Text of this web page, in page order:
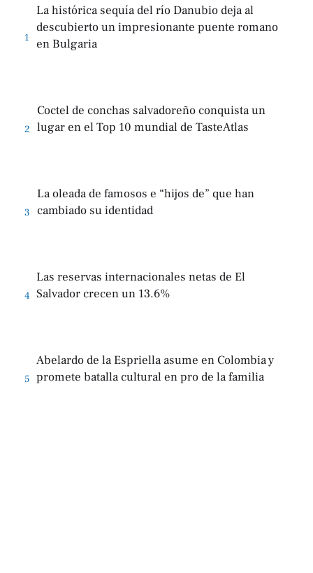
1
La histórica sequía del río Danubio deja al
descubierto un impresionante puente romano
en Bulgaria
2
Coctel de conchas salvadoreño conquista un
lugar en el Top 10 mundial de TasteAtlas
3
La oleada de famosos e “hijos de” que han
cambiado su identidad
4
Las reservas internacionales netas de El
Salvador crecen un 13.6%
5
Abelardo de la Espriella asume en Colombia y
promete batalla cultural en pro de la familia